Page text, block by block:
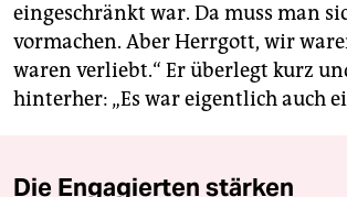
eingeschränkt war. Da muss man
vormachen. Aber Herrgott, wir
waren verliebt.“ Er überlegt kurz
hinterher: „Es war eigentlich auch
Die Engagierten stärken